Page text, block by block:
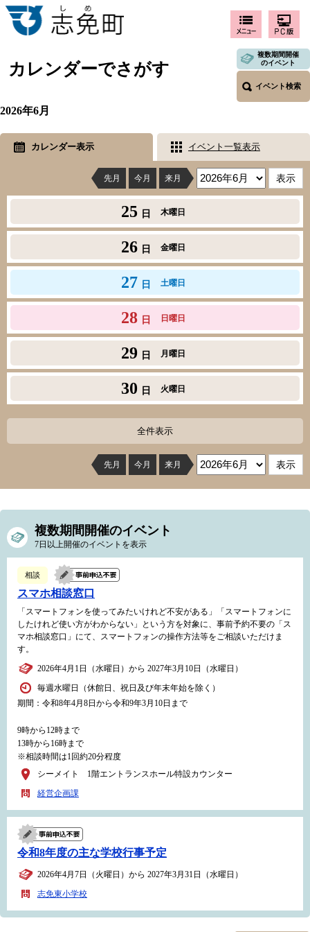
カレンダーでさがす
複数期間開催
のイベント
イベント検索
2026年6月
カレンダー表示 イベント一覧表示
先月 今月 来月
25 日 木曜日
26 日 金曜日
27 日 土曜日
28 日 日曜日
29 日 月曜日
30 日 火曜日
全件表示
先月 今月 来月
複数期間開催のイベント
7日以上開催のイベントを表示
相談
スマホ相談窓口
「スマートフォンを使ってみたいけれど不安がある」「スマートフォンに
したけれど使い方がわからない」という方を対象に、事前予約不要の「ス
マホ相談窓口」にて、スマートフォンの操作方法等をご相談いただけま
す。
2026年4月1日（水曜日）から 2027年3月10日（水曜日）
毎週水曜日（休館日、祝日及び年末年始を除く）
期間：令和8年4月8日から令和9年3月10日まで
9時から12時まで
13時から16時まで
※相談時間は1回約20分程度
シーメイト 1階エントランスホール特設カウンター
経営企画課
令和8年度の主な学校行事予定
2026年4月7日（火曜日）から 2027年3月31日（水曜日）
志免東小学校